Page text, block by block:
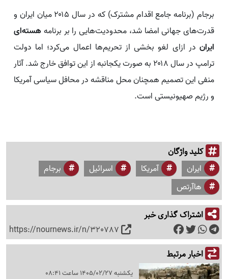
برجام (برنامه جامع اقدام مشترک) که در سال ۲۰۱۵ میان ایران و
قدرت‌های جهانی امضا شد، محدودیت‌هایی را بر برنامههسته‌ای
ایران در ازای لغو بخشی از تحریم‌ها اعمال می‌کرد؛ اما دولت
ترامپ در سال ۲۰۱۸ به صورت یکجانبه از این توافق خارج شد. آثار
منفی این تصمیم همچنان محل مناقشه در محافل سیاسی آمریکا
و رژیم صهیونیستی است.
کلید واژگان
ایران آمریکا اسرائیل
برجام
هاآرتص
اشتراک گذاری خبر
https://nournews.ir/n/320787
اخبار مرتبط
یکشنبه 1405/02/27 ساعت 08:41